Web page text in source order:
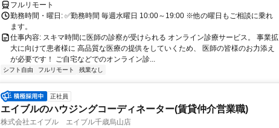
フルリモート
勤務時間・曜日: ✅勤務時間 毎週水曜日 10:00～19:00 ※他の曜日もご相談に乗れ
ます。
仕事内容: スキマ時間に医師の診察が受けられる オンライン診療サービス。 事業拡
大に向けて患者様に 高品質な医療の提供をしていくため、 医師の皆様のお力添え
が必要です！ ご自宅などでのオンライン診...
シフト自由 フルリモート 残業なし
正社員
エイブルのハウジングコーディネーター(賃貸仲介営業職)
株式会社エイブル エイブル千歳烏山店